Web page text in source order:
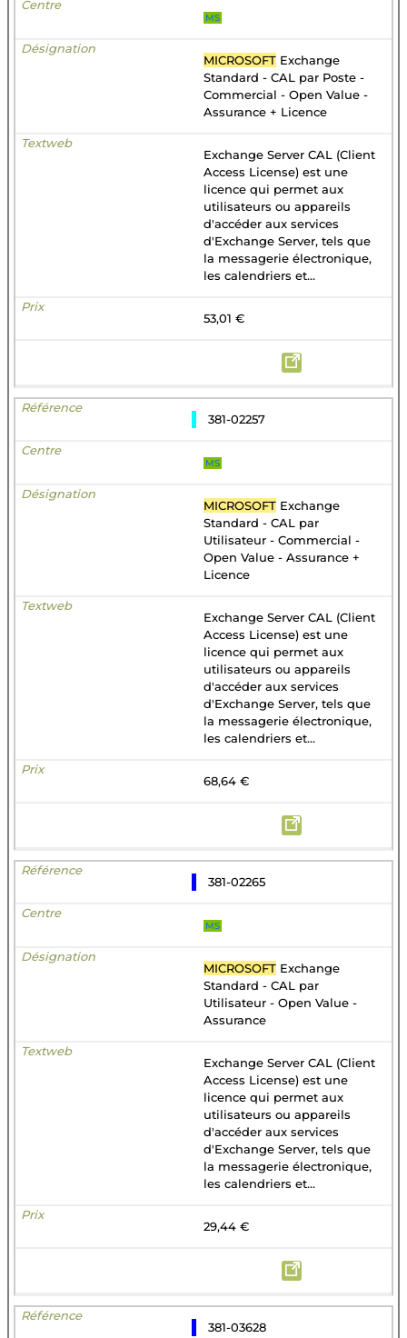
MS
MICROSOFT Exchange
Standard - CAL par Poste -
Commercial - Open Value -
Assurance + Licence
Exchange Server CAL (Client
Access License) est une
licence qui permet aux
utilisateurs ou appareils
d'accéder aux services
d'Exchange Server, tels que
la messagerie électronique,
les calendriers et...
53,01 €
381-02257
MS
MICROSOFT Exchange
Standard - CAL par
Utilisateur - Commercial -
Open Value - Assurance +
Licence
Exchange Server CAL (Client
Access License) est une
licence qui permet aux
utilisateurs ou appareils
d'accéder aux services
d'Exchange Server, tels que
la messagerie électronique,
les calendriers et...
68,64 €
381-02265
MS
MICROSOFT Exchange
Standard - CAL par
Utilisateur - Open Value -
Assurance
Exchange Server CAL (Client
Access License) est une
licence qui permet aux
utilisateurs ou appareils
d'accéder aux services
d'Exchange Server, tels que
la messagerie électronique,
les calendriers et...
29,44 €
381-03628